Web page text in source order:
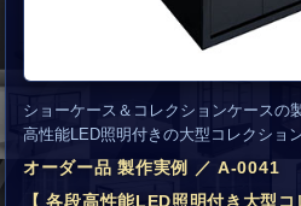
ショーケース＆コレクションケースの
高性能LED照明付きの大型コレクショ
オーダー品 製作実例 ／ A-0041
【 各段高性能LED照明付き大型コ